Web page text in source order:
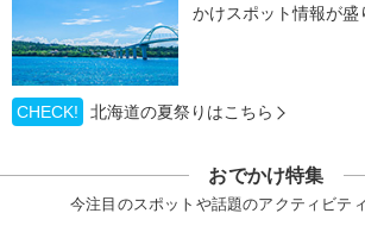
かけスポット情報が盛
CHECK! 北海道の夏祭りはこちら
おでかけ特集
今注目のスポットや話題のアクティビテ